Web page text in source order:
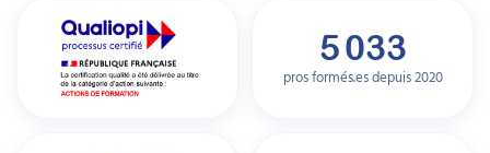
5 033
pros formés.es depuis2020